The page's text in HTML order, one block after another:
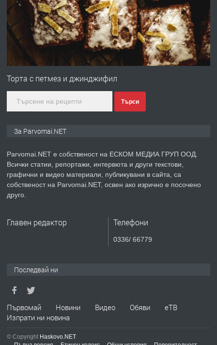
преди 1 година
ПРЕДЛАГА
Първи поход "По стъпките на Ангел
преди 1 година
ПРЕДЛАГА Уроци по Математика
ТЪРСИ
Торта с петмез и джинджифил
Търси
За Parvomai.NET
Parvomai.NET е собственост на ЕСКОМ МЕДИА ГРУП ООД.
Всички статии, репортажи, интервюта и други текстови,
графични и видео материали, публикувани в сайта, са
собственост на Parvomai.NET, освен ако изрично е посочено
друго.
Главен редактор Телефони
0336/ 66779
Последвай ни
Първомай Новини Видео Обяви
еТВ
Изпрати ни новина
© Copyright Haskovo.NET